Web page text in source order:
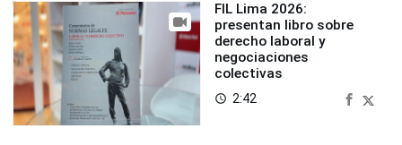
FIL Lima 2026:
presentan libro sobre
derecho laboral y
negociaciones
colectivas
access_time 2:42